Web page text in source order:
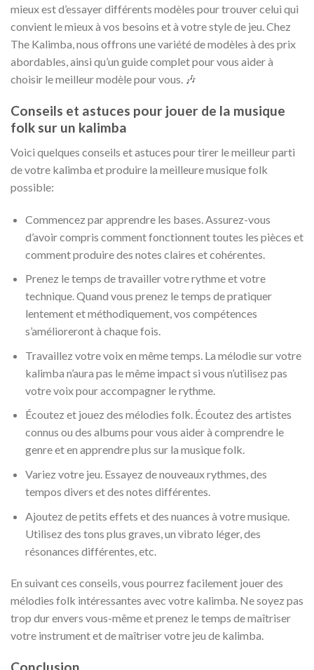
mieux est d’essayer différents modèles pour trouver celui qui
convient le mieux à vos besoins et à votre style de jeu. Chez
The Kalimba, nous offrons une variété de modèles à des prix
abordables, ainsi qu’un guide complet pour vous aider à
choisir le meilleur modèle pour vous. 🎶
Conseils et astuces pour jouer de la musique
folk sur un kalimba
Voici quelques conseils et astuces pour tirer le meilleur parti
de votre kalimba et produire la meilleure musique folk
possible:
Commencez par apprendre les bases. Assurez-vous
d’avoir compris comment fonctionnent toutes les pièces et
comment produire des notes claires et cohérentes.
Prenez le temps de travailler votre rythme et votre
technique. Quand vous prenez le temps de pratiquer
lentement et méthodiquement, vos compétences
s’amélioreront à chaque fois.
Travaillez votre voix en même temps. La mélodie sur votre
kalimba n’aura pas le même impact si vous n’utilisez pas
votre voix pour accompagner le rythme.
Écoutez et jouez des mélodies folk. Écoutez des artistes
connus ou des albums pour vous aider à comprendre le
genre et en apprendre plus sur la musique folk.
Variez votre jeu. Essayez de nouveaux rythmes, des
tempos divers et des notes différentes.
Ajoutez de petits effets et des nuances à votre musique.
Utilisez des tons plus graves, un vibrato léger, des
résonances différentes, etc.
En suivant ces conseils, vous pourrez facilement jouer des
mélodies folk intéressantes avec votre kalimba. Ne soyez pas
trop dur envers vous-même et prenez le temps de maîtriser
votre instrument et de maîtriser votre jeu de kalimba.